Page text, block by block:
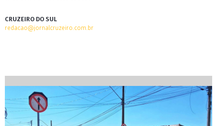
CRUZEIRO DO SUL
redacao@jornalcruzeiro.com.br